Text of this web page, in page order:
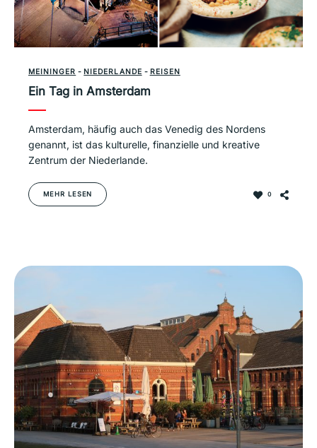
MEININGER - NIEDERLANDE - REISEN
Ein Tag in Amsterdam
Amsterdam, häufig auch das Venedig des Nordens
genannt, ist das kulturelle, finanzielle und kreative
Zentrum der Niederlande.
MEHR LESEN 0